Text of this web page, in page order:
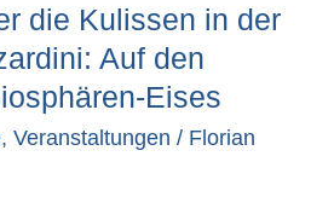
die Kulissen in der
Auf den
Eises
, Veranstaltungen / Florian